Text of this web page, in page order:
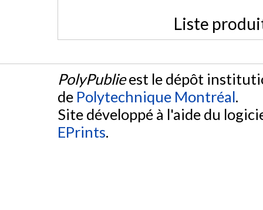
Liste
PolyPublieest le dépôt
de Polytechnique Montréal.
Site développé à l'aide du
EPrints.